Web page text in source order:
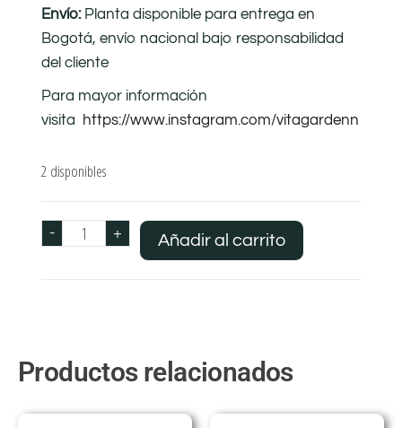
Envío: Planta disponible para entrega en
Bogotá, envío nacional bajo responsabilidad
del cliente
Para mayor información
visita
https://www.instagram.com/vitagardenn
2 disponibles
- + Añadir al carrito
Productos relacionados